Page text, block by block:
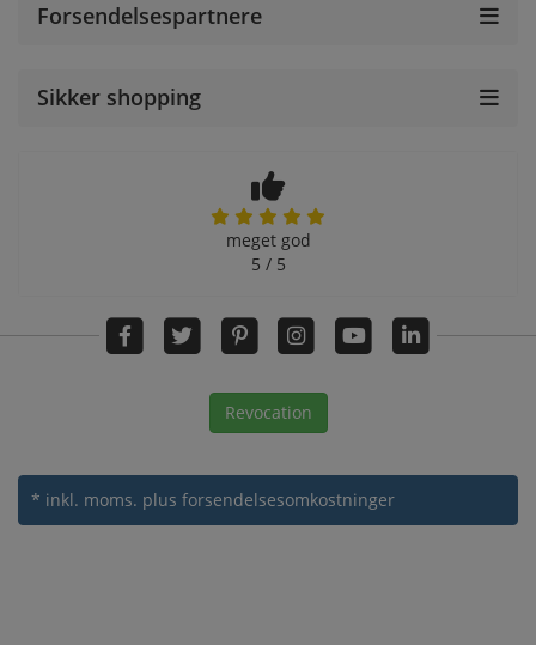
Forsendelsespartnere
Sikker shopping
meget god
5 / 5
Revocation
* inkl. moms. plus forsendelsesomkostninger